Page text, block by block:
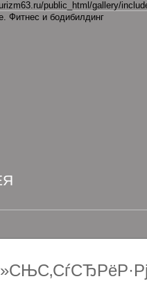
public_html/gallery/